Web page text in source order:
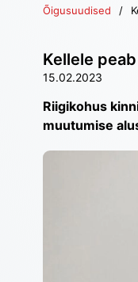
Õigusuudised
Kellele
15.02.2023
Riigikohus
muutumise